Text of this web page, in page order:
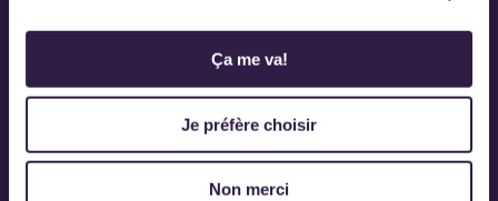
Ça me va!
Je préfère choisir
Non merci
Ovascène
Sainte-Marie-de-Beauce
À seulement 25 minutes des ponts